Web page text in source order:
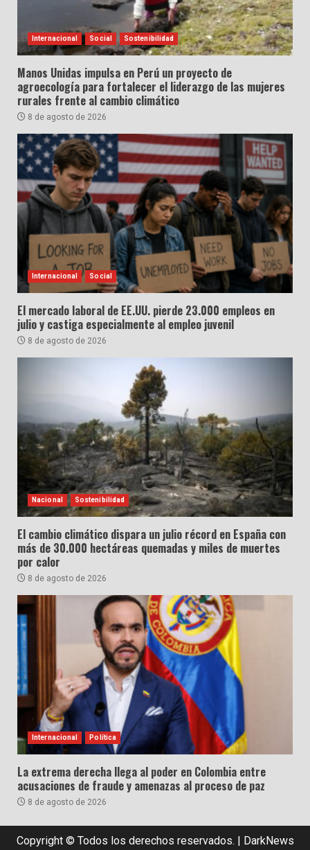
Internacional Social Sostenibilidad
Manos Unidas impulsa en Perú un proyecto de
agroecología para fortalecer el liderazgo de las mujeres
rurales frente al cambio climático
8 de agosto de 2026
Internacional Social
El mercado laboral de EE.UU. pierde 23.000 empleos en
julio y castiga especialmente al empleo juvenil
8 de agosto de 2026
Nacional Sostenibilidad
El cambio climático dispara un julio récord en España con
más de 30.000 hectáreas quemadas y miles de muertes
por calor
8 de agosto de 2026
Internacional Política
La extrema derecha llega al poder en Colombia entre
acusaciones de fraude y amenazas al proceso de paz
8 de agosto de 2026
Copyright © Todos los derechos reservados. | DarkNews